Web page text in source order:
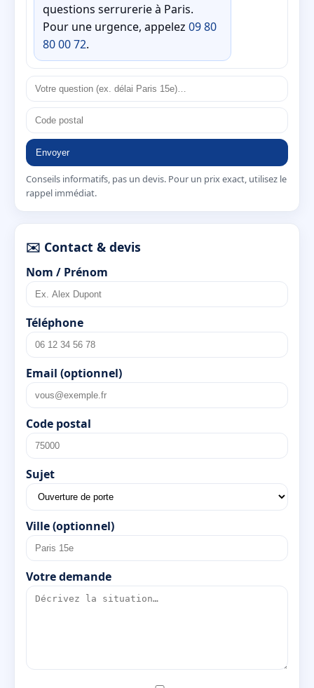
questions serrurerie à Paris.
Pour une urgence, appelez 09 80
80 00 72.
Envoyer
Conseils informatifs, pas un devis. Pour un prix exact, utilisez le
rappel immédiat.
✉️ Contact & devis
Nom / Prénom
Téléphone
Email (optionnel)
Code postal
Sujet
Ville (optionnel)
Votre demande